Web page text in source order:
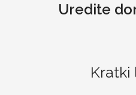
Uredite
Kratki